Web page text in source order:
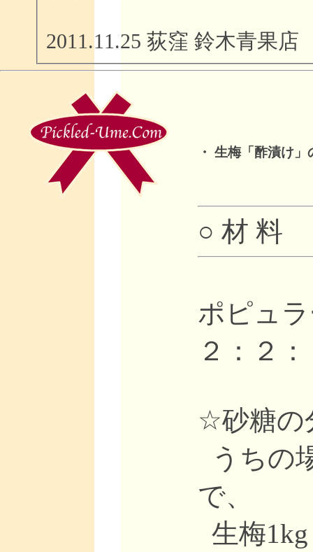
2011.11.25 荻窪 鈴木青果
・ 生梅「酢漬け」
○ 材 料
ポピュ
２：２
☆砂糖の
うちの
で、
生梅